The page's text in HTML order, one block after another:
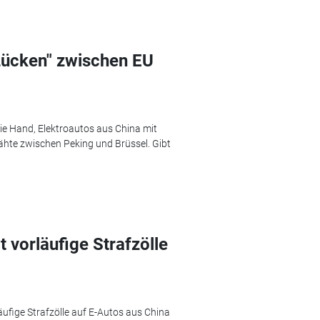
zwischen EU
Hand, Elektroautos aus China mit
zwischen Peking und Brüssel. Gibt
vorläufige Strafzölle
Strafzölle auf E-Autos aus China